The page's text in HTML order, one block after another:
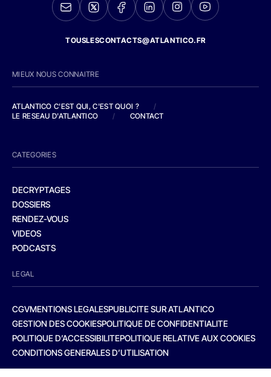
TOUSLESCONTACTS@ATLANTICO.FR
MIEUX NOUS CONNAITRE
ATLANTICO C'EST QUI, C'EST QUOI ?
/
LE RESEAU D'ATLANTICO
/ CONTACT
CATEGORIES
DECRYPTAGES
DOSSIERS
RENDEZ-VOUS
VIDEOS
PODCASTS
LEGAL
CGVMENTIONS LEGALESPUBLICITE SUR ATLANTICO
GESTION DES COOKIESPOLITIQUE DE CONFIDENTIALITE
POLITIQUE D’ACCESSIBILITEPOLITIQUE RELATIVE AUX COOKIES
CONDITIONS GENERALES D’UTILISATION